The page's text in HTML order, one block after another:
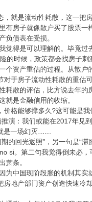
，就是流动性耗散，这一把
房子就像散户买了股票一
负债表在受损。
觉得是可以理解的。毕竟
的时候，政策都会找房子
个资产重估的过程。从散
对于房子流动性耗散的重估
耗散的评估，比方说去年
就是金融信用的收缩。
格能够撑多久?这可能是
演：我们或能在2017年见
是一场幻灭……
的回光返照”，另一句是“
si。第二句我觉得倒未必
萧条。
为中国现阶段胀的机制其实
地产部门资产创造快速冷